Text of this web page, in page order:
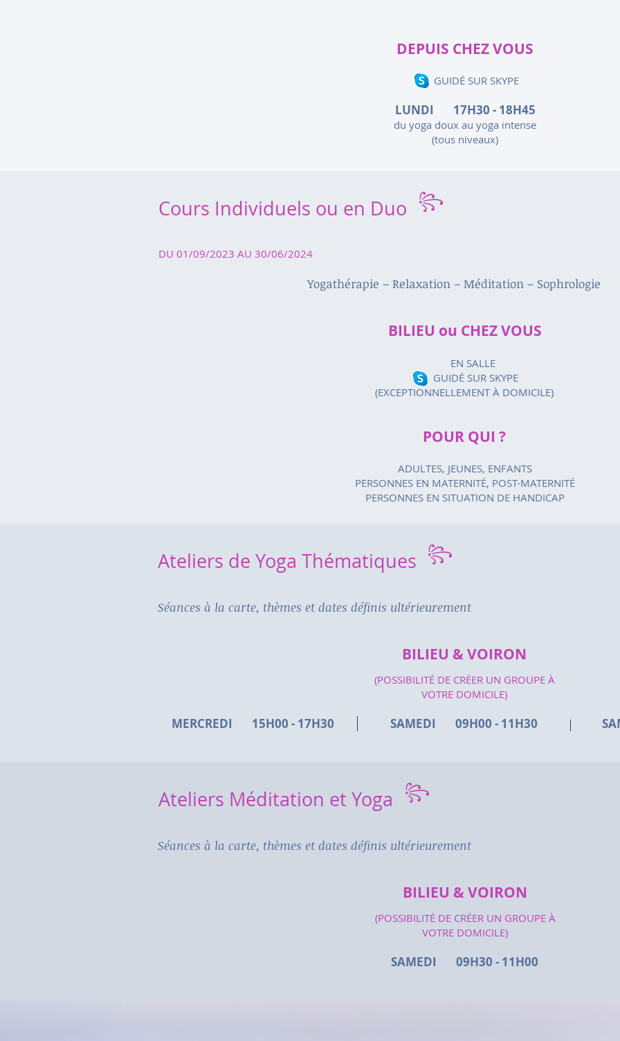
DEPUIS CHEZ VOUS
GUIDÉ SUR SKYPE
LUNDI 17H30 - 18H45
du yoga doux au yoga intense
(tous niveaux)
Cours Individuels ou en Duo ꧂
DU 01/09/2023 AU 30/06/2024
Yogathérapie – Relaxation – Méditation – Sophrologie
BILIEU ou CHEZ VOUS
EN SALLE
GUIDÉ SUR SKYPE
(EXCEPTIONNELLEMENT À DOMICILE)
POUR QUI ?
ADULTES, JEUNES, ENFANTS
PERSONNES EN MATERNITÉ, POST-MATERNITÉ
PERSONNES EN SITUATION DE HANDICAP
Ateliers de Yoga Thématiques ꧂
Séances à la carte, thèmes et dates définis ultérieurement
BILIEU & VOIRON
(POSSIBILITÉ DE CRÉER UN GROUPE À
VOTRE DOMICILE)
MERCREDI 15H00 - 17H30 SAMEDI 09H00 - 11H30
Ateliers Méditation et Yoga ꧂
Séances à la carte, thèmes et dates définis ultérieurement
BILIEU & VOIRON
(POSSIBILITÉ DE CRÉER UN GROUPE À
VOTRE DOMICILE)
SAMEDI 09H30 - 11H00